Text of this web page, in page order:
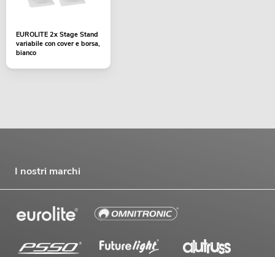
EUROLITE 2x Stage Stand
variabile con cover e borsa,
bianco
I nostri marchi